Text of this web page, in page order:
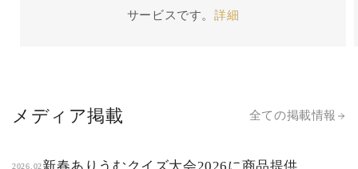
サービスです。 詳細
メディア掲載 全ての掲載情報
2026.02新春ありうむクイズ大会2026に商品提供